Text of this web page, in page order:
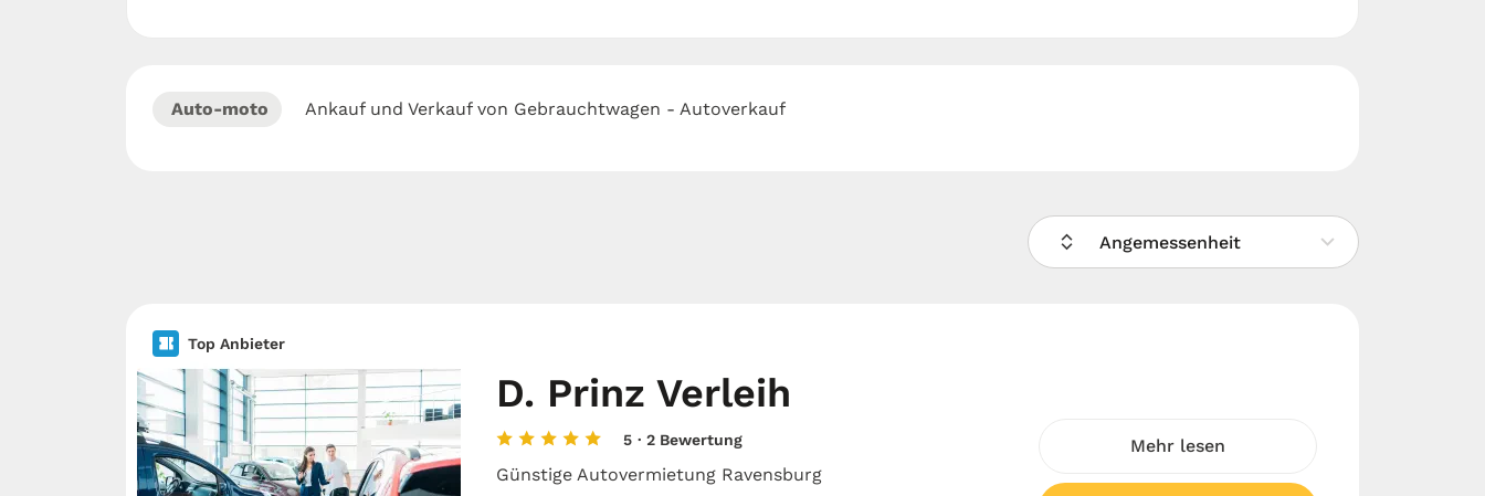
Auto-moto Ankauf und Verkauf von Gebrauchtwagen - Autoverkauf
Angemessenheit
Top Anbieter
D. Prinz Verleih
5 · 2 Bewertung
Günstige Autovermietung Ravensburg
Mehr lesen